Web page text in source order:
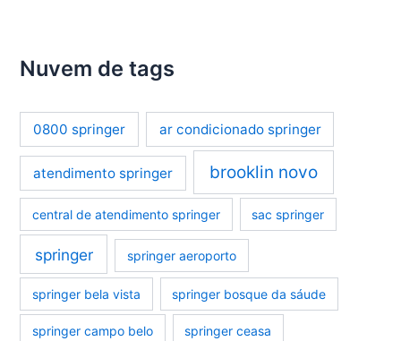
Nuvem de tags
0800 springer ar condicionado springer
atendimento springer brooklin novo
central de atendimento springer sac springer
springer springer aeroporto
springer bela vista springer bosque da sáude
springer campo belo springer ceasa